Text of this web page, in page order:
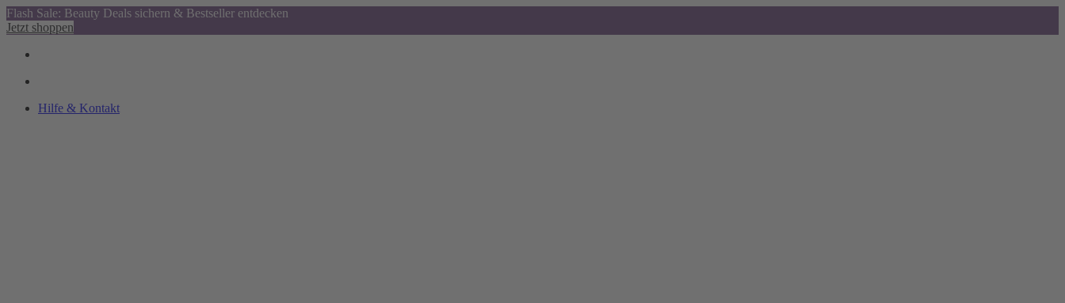
Flash Sale: Beauty Deals sichern & Bestseller entdecken
Jetzt shoppen
Hilfe & Kontakt